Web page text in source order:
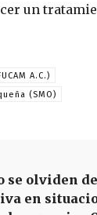
un
A.C.)
(SMO)
se olviden
en